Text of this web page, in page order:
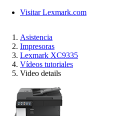
Visitar Lexmark.com
Asistencia
Impresoras
Lexmark XC9335
Vídeos tutoriales
Video details